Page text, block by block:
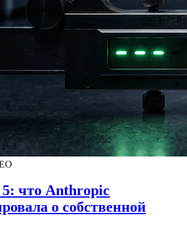
5: что Anthropic
о собственной